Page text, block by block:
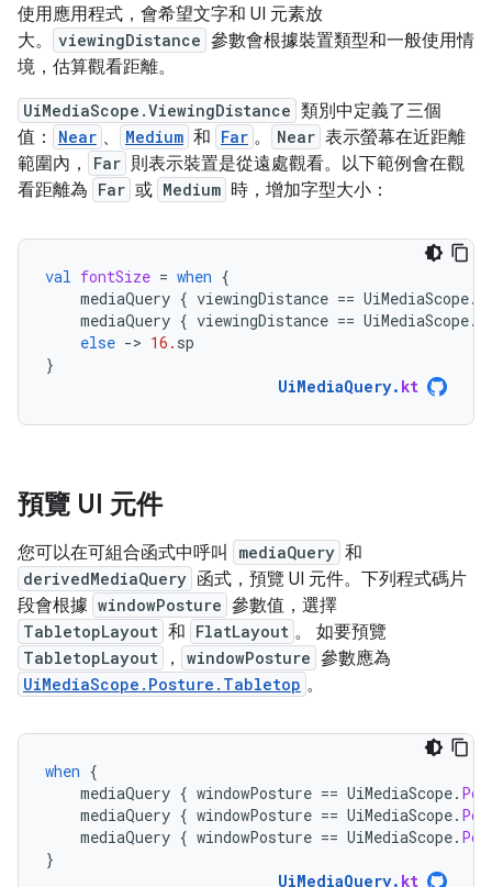
使用應用程式，會希望文字和 UI 元素放
大。
viewingDistance 參數會根據裝置類型和一般使用情
境，估算觀看距離。
UiMediaScope.ViewingDistance 類別中定義了三個
值：
Near 、 Medium 和 Far 。 Near 表示螢幕在近距離
範圍內，
Far 則表示裝置是從遠處觀看。以下範例會在觀
看距離為 Far 或 Medium 時，增加字型大小：
val fontSize = when {
mediaQuery { viewingDistance == UiMediaScope.
mediaQuery { viewingDistance == UiMediaScope.
else -> 16. sp
}
UiMediaQuery. kt
預覽 UI 元件
您可以在可組合函式中呼叫 mediaQuery 和
derivedMediaQuery 函式，預覽 UI 元件。下列程式碼片
段會根據 windowPosture 參數值，選擇
TabletopLayout 和 FlatLayout 。 如要預覽
TabletopLayout ， windowPosture 參數應為
UiMediaScope.Posture.Tabletop 。
when {
mediaQuery { windowPosture == UiMediaScope.
mediaQuery { windowPosture == UiMediaScope.
mediaQuery { windowPosture == UiMediaScope.
}
UiMediaQuery. kt